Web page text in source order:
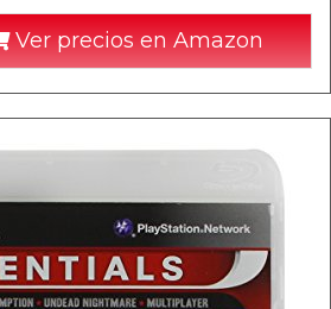
Ver precios en Amazon